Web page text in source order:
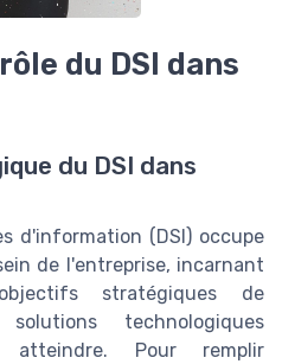
du DSI dans
du DSI dans
d'information (DSI) occupe
de l'entreprise, incarnant
stratégiques de
technologiques
atteindre. Pour remplir